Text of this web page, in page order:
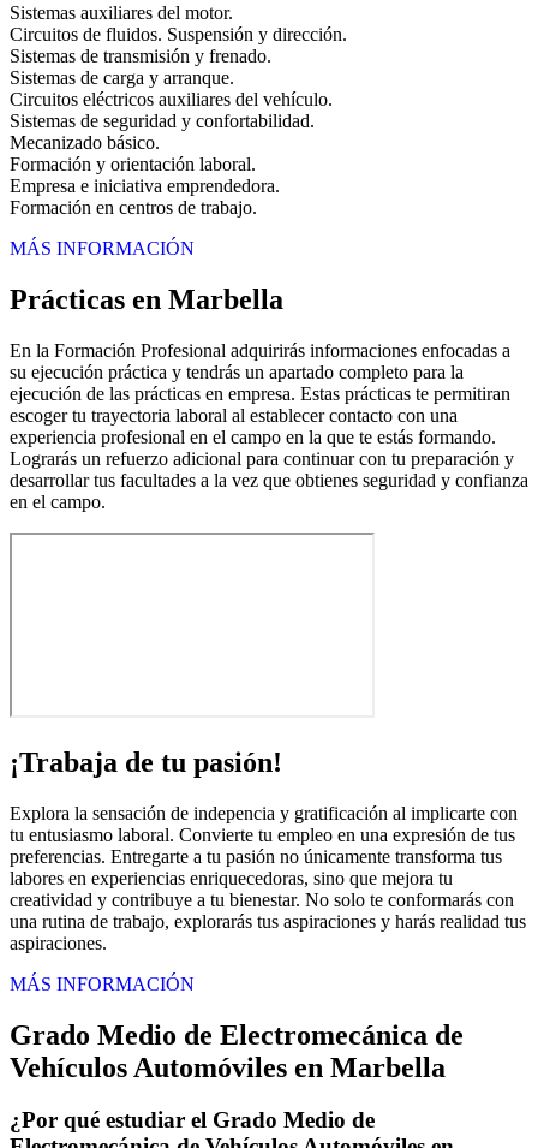
Sistemas auxiliares del motor.
Circuitos de fluidos. Suspensión y dirección.
Sistemas de transmisión y frenado.
Sistemas de carga y arranque.
Circuitos eléctricos auxiliares del vehículo.
Sistemas de seguridad y confortabilidad.
Mecanizado básico.
Formación y orientación laboral.
Empresa e iniciativa emprendedora.
Formación en centros de trabajo.
MÁS INFORMACIÓN
Prácticas en Marbella
En la Formación Profesional adquirirás informaciones enfocadas a
su ejecución práctica y tendrás un apartado completo para la
ejecución de las prácticas en empresa. Estas prácticas te permitiran
escoger tu trayectoria laboral al establecer contacto con una
experiencia profesional en el campo en la que te estás formando.
Lograrás un refuerzo adicional para continuar con tu preparación y
desarrollar tus facultades a la vez que obtienes seguridad y confianza
en el campo.
¡Trabaja de tu pasión!
Explora la sensación de indepencia y gratificación al implicarte con
tu entusiasmo laboral. Convierte tu empleo en una expresión de tus
preferencias. Entregarte a tu pasión no únicamente transforma tus
labores en experiencias enriquecedoras, sino que mejora tu
creatividad y contribuye a tu bienestar. No solo te conformarás con
una rutina de trabajo, explorarás tus aspiraciones y harás realidad tus
aspiraciones.
MÁS INFORMACIÓN
Grado Medio de Electromecánica de
Vehículos Automóviles en Marbella
¿Por qué estudiar el Grado Medio de